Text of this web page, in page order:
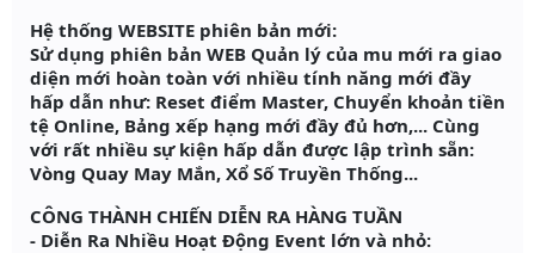
Hệ thống WEBSITE phiên bản mới:
Sử dụng phiên bản WEB Quản lý của mu mới ra giao
diện mới hoàn toàn với nhiều tính năng mới đầy
hấp dẫn như: Reset điểm Master, Chuyển khoản tiền
tệ Online, Bảng xếp hạng mới đầy đủ hơn,... Cùng
với rất nhiều sự kiện hấp dẫn được lập trình sẵn:
Vòng Quay May Mắn, Xổ Số Truyền Thống...
CÔNG THÀNH CHIẾN DIỄN RA HÀNG TUẦN
- Diễn Ra Nhiều Hoạt Động Event lớn và nhỏ: